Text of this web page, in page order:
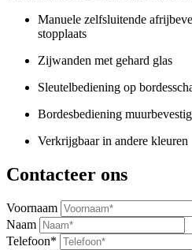
Manuele zelfsluitende
stopplaats
Zijwanden met gehard glas
Sleutelbediening op
Bordesbediening
Verkrijgbaar in andere kleuren
Contacteer ons
Voornaam
Naam
Telefoon*